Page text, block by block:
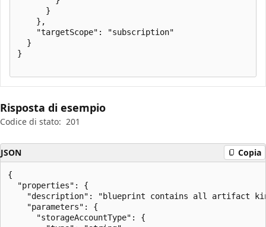
      }
    },
    "targetScope": "subscription"
  }
}
Risposta di esempio
Codice di stato: 201
JSON Copia
{
  "properties": {
"description": "blueprint contains all artifact
    "parameters": {
      "storageAccountType": {